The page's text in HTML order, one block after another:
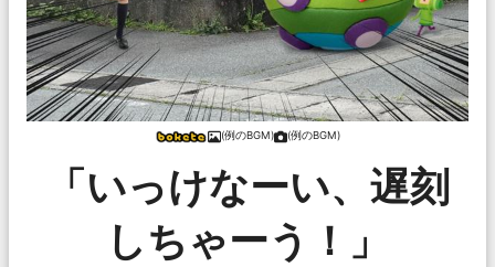
(例のBGM) (例のBGM)
「いっけなーい、遅刻
しちゃーう！」